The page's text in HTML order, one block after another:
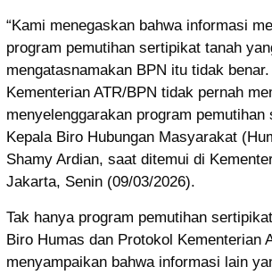
“Kami menegaskan bahwa informasi
program pemutihan sertipikat tanah
mengatasnamakan BPN itu tidak
Kementerian ATR/BPN tidak pernah
menyelenggarakan program pemutihan
Kepala Biro Hubungan Masyarakat
Shamy Ardian, saat ditemui di
Jakarta, Senin (09/03/2026).
Tak hanya program pemutihan
Biro Humas dan Protokol Kementerian
menyampaikan bahwa informasi lain